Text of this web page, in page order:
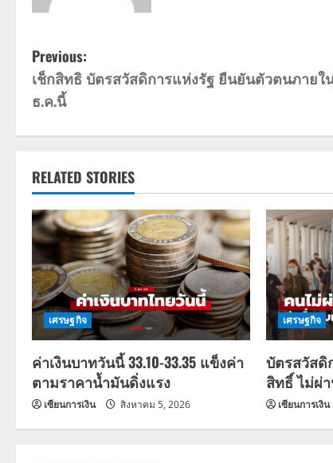
P
o
s
n
a
v
i
g
a
t
i
Previous:
เช็กสิทธิ บัตรสวัสดิการแห่งรัฐ ยืนยันตัวตนภายใ
ธ.ค.นี้
RELATED STORIES
เศรษฐกิจ
ค่าเงินบาทวันนี้ 33.10-33.35 แข็งค่า
ตามราคาน้ำมันดิ่งแรง
เซียนการเงิน สิงหาคม 5, 2026
เศรษฐกิจ
บัตรสวัสดิ
สิทธิ์ ไม่ผ่
เซียนการเงิน